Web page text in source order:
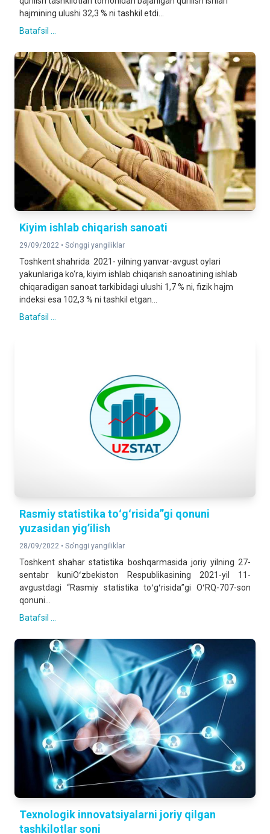
hajmining ulushi 32,3 % ni tashkil etdi...
Batafsil ...
Kiyim ishlab chiqarish sanoati
29/09/2022 • So'nggi yangiliklar
Toshkent shahrida 2021- yilning yanvar-avgust oylari
yakunlariga ko‘ra, kiyim ishlab chiqarish sanoatining ishlab
chiqaradigan sanoat tarkibidagi ulushi 1,7 % ni, fizik hajm
indeksi esa 102,3 % ni tashkil etgan...
Batafsil ...
Rasmiy statistika toʻgʻrisida”gi qonuni
yuzasidan yig’ilish
28/09/2022 • So'nggi yangiliklar
Toshkent shahar statistika boshqarmasida joriy yilning 27-
sentabr kuniOʻzbekiston Respublikasining 2021-yil 11-
avgustdagi “Rasmiy statistika toʻgʻrisida”gi OʻRQ-707-son
qonuni...
Batafsil ...
Texnologik innovatsiyalarni joriy qilgan
tashkilotlar soni